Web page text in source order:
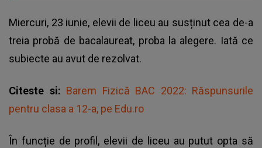
Miercuri, 23 iunie, elevii de liceu au susținut cea de-a
treia probă de bacalaureat, proba la alegere. Iată ce
subiecte au avut de rezolvat.
Citeste si: Barem Fizică BAC 2022: Răspunsurile
pentru clasa a 12-a, pe Edu.ro
În funcție de profil, elevii de liceu au putut opta să